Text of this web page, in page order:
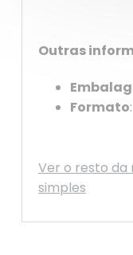
Outras
Formato
Ver o resto da
simples